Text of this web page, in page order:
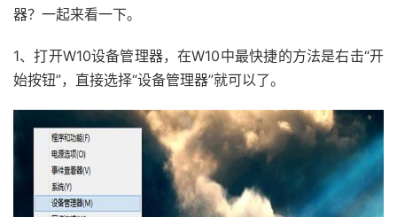
器？一起来看一下。
1、打开W10设备管理器，在W10中最快捷的方法是右击“开
始按钮”，直接选择“设备管理器”就可以了。